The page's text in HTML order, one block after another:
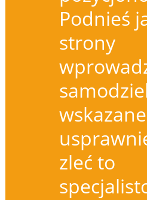
Podnieś
strony
zleć to